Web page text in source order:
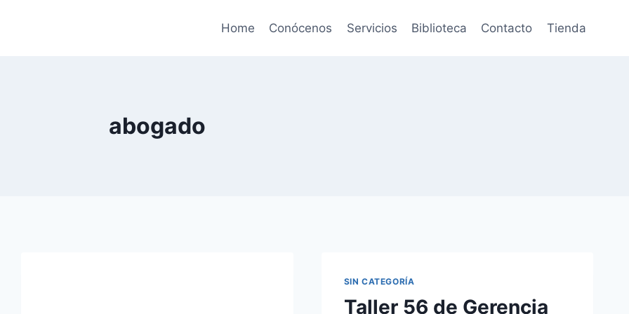
Home Conócenos Servicios Biblioteca Contacto Tienda
abogado
SIN CATEGORÍA
Taller 56 de Gerencia